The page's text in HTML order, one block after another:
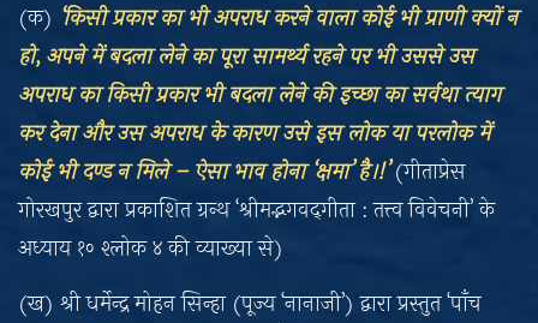
(क) ‘किसी प्रकार का भी अपराध करने वाला कोई भी प्राणी क्‍यों न
हो, अपने में बदला लेने का पूरा सामर्थ्य रहने पर भी उससे उस
अपराध का किसी प्रकार भी बदला लेने की इच्छा का सर्वथा त्याग
कर देना और उस अपराध के कारण उसे इस लोक या परलोक में
कोई भी दण्ड न मिले – ऐसा भाव होना ‘क्षमा’ है।!’(गीताप्रेस
गोरखपुर द्वारा प्रकाशित ग्रन्थ ‘श्रीमद्भगवद्‌गीता : तत्त्व विवेचनी’ के
अध्याय १० श्लोक ४ की व्याख्या से)
(ख) श्री धर्मेन्द्र मोहन सिन्हा (पूज्य ‘नानाजी’) द्वारा प्रस्तुत ‘पाँच